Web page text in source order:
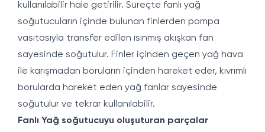
kullanılabilir hale getirilir. Süreçte fanlı yağ
soğutucuların içinde bulunan finlerden pompa
vasıtasıyla transfer edilen ısınmış akışkan fan
sayesinde soğutulur. Finler içinden geçen yağ hava
ile karışmadan boruların içinden hareket eder, kıvrımlı
borularda hareket eden yağ fanlar sayesinde
soğutulur ve tekrar kullanılabilir.
Fanlı Yağ soğutucuyu oluşuturan parçalar